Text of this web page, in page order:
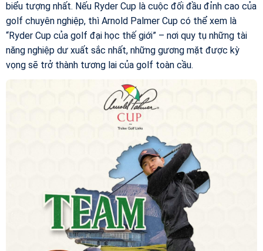
biểu tượng nhất. Nếu Ryder Cup là cuộc đối đầu đỉnh cao của
golf chuyên nghiệp, thì Arnold Palmer Cup có thể xem là
“Ryder Cup của golf đại học thế giới” – nơi quy tụ những tài
năng nghiệp dư xuất sắc nhất, những gương mặt được kỳ
vọng sẽ trở thành tương lai của golf toàn cầu.